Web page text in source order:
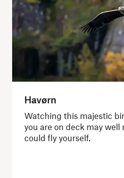
Havørn
Watching this majestic
you are on deck may well
could fly yourself.